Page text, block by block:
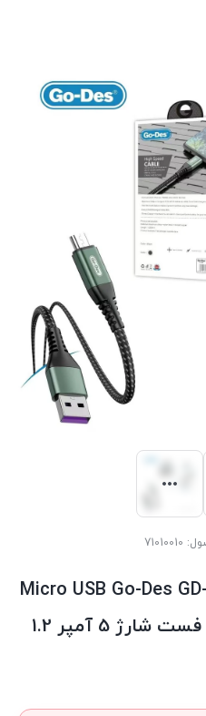
71010010
کابل شارژ و انتقال داده Micro USB Go-Des GD-
UC538M | کابل نایلونی فست شارژ 5 آمپر 1.2